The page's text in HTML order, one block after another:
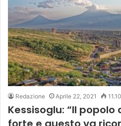
Redazione Aprile 22, 2021
Kessisoglu: “Il popolo